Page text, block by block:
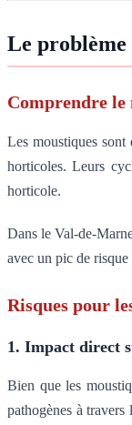
Le problème
Comprendre le
Les moustiques sont
horticoles. Leurs
horticole.
Dans le Val-de-
avec un pic de
Risques pour
1. Impact direct
Bien que les
pathogènes à